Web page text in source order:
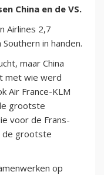
China en de VS.
Airlines 2,7
in handen.
maar China
met wie werd
Air France-KLM
grootste
voor de Frans-
de grootste
op